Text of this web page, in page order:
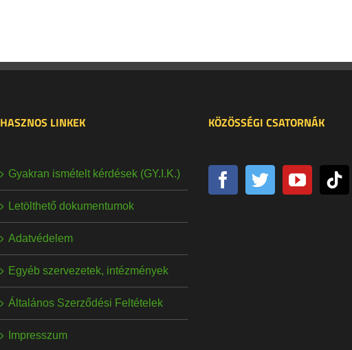
HASZNOS LINKEK
Gyakran ismételt kérdések (GY.I.K.)
Letölthető dokumentumok
Adatvédelem
Egyéb szervezetek, intézmények
Általános Szerződési Feltételek
Impresszum
KÖZÖSSÉGI CSATORNÁK